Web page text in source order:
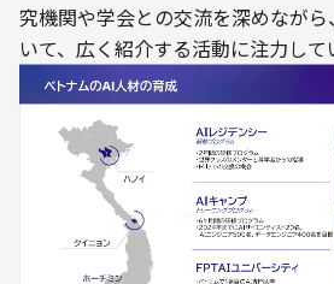
究機関や学会との交流を深めなが